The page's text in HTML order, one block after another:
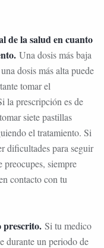
de la salud en cuanto
Una dosis más baja
dosis más alta puede
tomar el
la prescripción es de
siete pastillas
el tratamiento. Si
dificultades para seguir
preocupes, siempre
contacto con tu
prescrito. Si tu medico
durante un periodo de